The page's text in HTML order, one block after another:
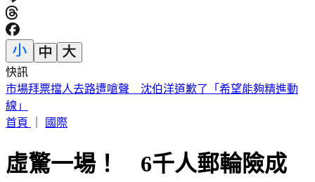
快訊
高雄帥哥公關失聯！房東急進門 驚見他「死亡多時」陳屍屋
內
首頁
國際
虛驚一場！ 6千人郵輪險成